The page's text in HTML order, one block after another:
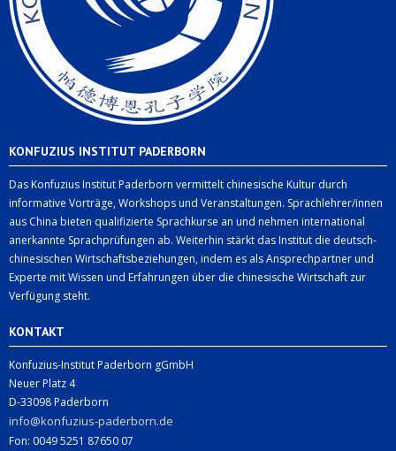
KONFUZIUS INSTITUT PADERBORN
Das Konfuzius Institut Paderborn vermittelt chinesische Kultur durch
informative Vorträge, Workshops und Veranstaltungen. Sprachlehrer/innen
aus China bieten qualifizierte Sprachkurse an und nehmen international
anerkannte Sprachprüfungen ab. Weiterhin stärkt das Institut die deutsch-
chinesischen Wirtschaftsbeziehungen, indem es als Ansprechpartner und
Experte mit Wissen und Erfahrungen über die chinesische Wirtschaft zur
Verfügung steht.
KONTAKT
Konfuzius-Institut Paderborn gGmbH
Neuer Platz 4
D-33098 Paderborn
info@konfuzius-paderborn.de
Fon: 0049 5251 87650 07